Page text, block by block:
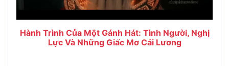
Hành Trình Của Một Gánh Hát: Tình Người, Nghị
Lực Và Những Giấc Mơ Cải Lương